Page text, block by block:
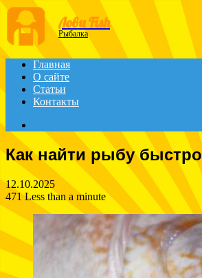
Menu
Лови Fish
Рыбалка
Главная
О сайте
Статьи
Контакты
Как найти рыбу быстро
12.10.2025
471Less than a minute